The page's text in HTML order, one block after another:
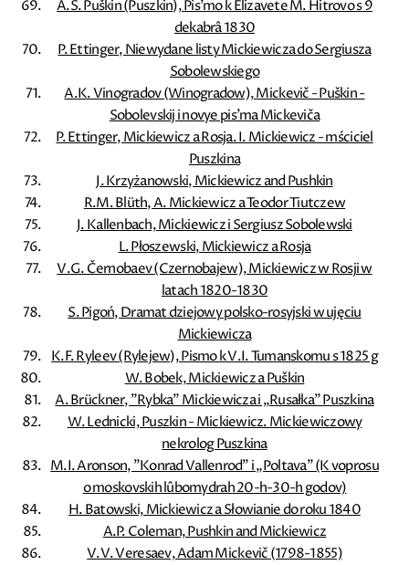
A.S. Puškin (Puszkin), Pis'mo k Elizavete M. Hitrovo s 9
dekabrâ 1830
P. Ettinger, Niewydane listy Mickiewicza do Sergiusza
Sobolewskiego
A.K. Vinogradov (Winogradow), Mickevič - Puškin -
Sobolevskij i novye pis'ma Mickeviča
P. Ettinger, Mickiewicz a Rosja. I. Mickiewicz - mściciel
Puszkina
J. Krzyżanowski, Mickiewicz and Pushkin
R.M. Blüth, A. Mickiewicz a Teodor Tiutczew
J. Kallenbach, Mickiewicz i Sergiusz Sobolewski
L. Płoszewski, Mickiewicz a Rosja
V.G. Černobaev (Czernobajew), Mickiewicz w Rosji w
latach 1820-1830
S. Pigoń, Dramat dziejowy polsko-rosyjski w ujęciu
Mickiewicza
K.F. Ryleev (Rylejew), Pismo k V.I. Tumanskomu s 1825 g
W. Bobek, Mickiewicz a Puškin
A. Brückner, ”Rybka” Mickiewicza i „Rusałka” Puszkina
W. Lednicki, Puszkin - Mickiewicz. Mickiewiczowy
nekrolog Puszkina
M.I. Aronson, ”Konrad Vallenrod” i „Poltava” (K voprosu
o moskovskih lûbomydrah 20-h-30-h godov)
H. Batowski, Mickiewicz a Słowianie do roku 1840
A.P. Coleman, Pushkin and Mickiewicz
V.V. Veresaev, Adam Mickevič (1798-1855)